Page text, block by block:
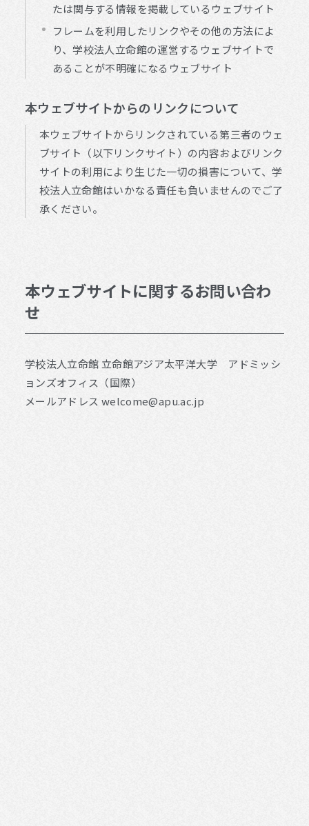
たは関与する情報を掲載しているウェブサイト
フレームを利用したリンクやその他の方法によ
り、学校法人立命館の運営するウェブサイトで
あることが不明確になるウェブサイト
本ウェブサイトからのリンクについて
本ウェブサイトからリンクされている第三者のウェ
ブサイト（以下リンクサイト）の内容およびリンク
サイトの利用により生じた一切の損害について、学
校法人立命館はいかなる責任も負いませんのでご了
承ください。
本ウェブサイトに関するお問い合わ
せ
学校法人立命館 立命館アジア太平洋大学 アドミッシ
ョンズオフィス（国際）
メールアドレス welcome@apu.ac.jp